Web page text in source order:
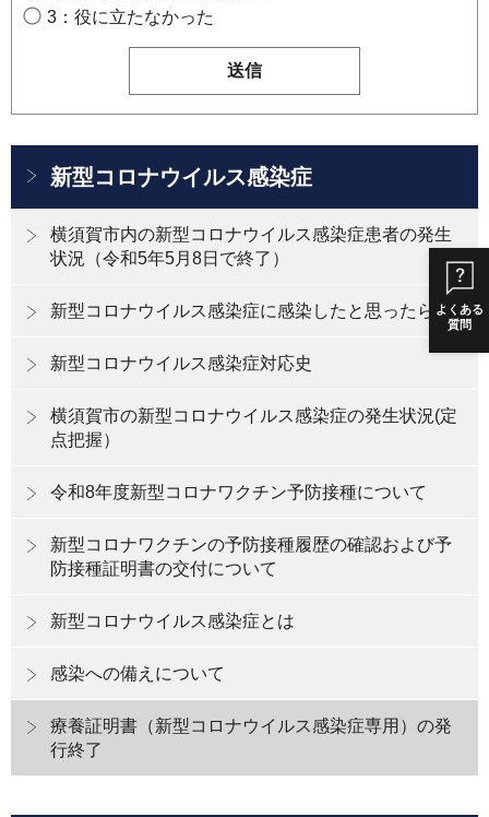
よくある
質問
3：役に立たなかった
新型コロナウイルス感染症
横須賀市内の新型コロナウイルス感染症患者の発生
状況（令和5年5月8日で終了）
新型コロナウイルス感染症に感染したと思ったら
新型コロナウイルス感染症対応史
横須賀市の新型コロナウイルス感染症の発生状況(定
点把握）
令和8年度新型コロナワクチン予防接種について
新型コロナワクチンの予防接種履歴の確認および予
防接種証明書の交付について
新型コロナウイルス感染症とは
感染への備えについて
療養証明書（新型コロナウイルス感染症専用）の発
行終了